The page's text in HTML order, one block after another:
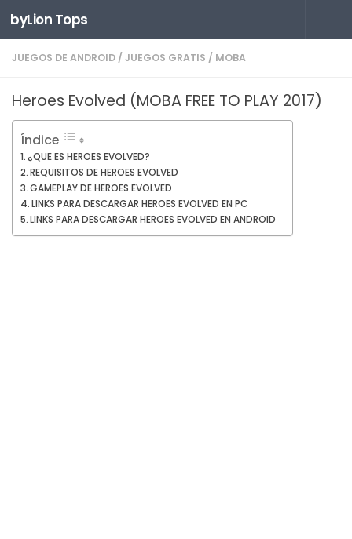
Saltar al contenido
byLion Tops
JUEGOS DE ANDROID / JUEGOS GRATIS / MOBA
Heroes Evolved (MOBA FREE TO PLAY 2017)
Índice
¿QUE ES HEROES EVOLVED?
REQUISITOS DE HEROES EVOLVED
GAMEPLAY DE HEROES EVOLVED
LINKS PARA DESCARGAR HEROES EVOLVED EN PC
LINKS PARA DESCARGAR HEROES EVOLVED EN ANDROID